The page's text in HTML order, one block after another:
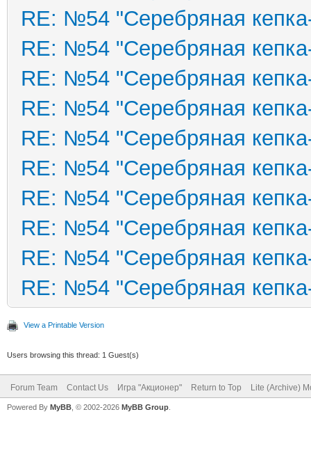
RE: №54 "Серебряная
RE: №54 "Серебряная
RE: №54 "Серебряная
RE: №54 "Серебряная
RE: №54 "Серебряная
RE: №54 "Серебряная
RE: №54 "Серебряная
RE: №54 "Серебряная
RE: №54 "Серебряная
RE: №54 "Серебряная
View a Printable Version
Users browsing this thread: 1 Guest(s)
Forum Team Contact Us Игра "Акционер" Return to Top Lite (Archive)
Powered By MyBB , © 2002-2026 MyBB Group